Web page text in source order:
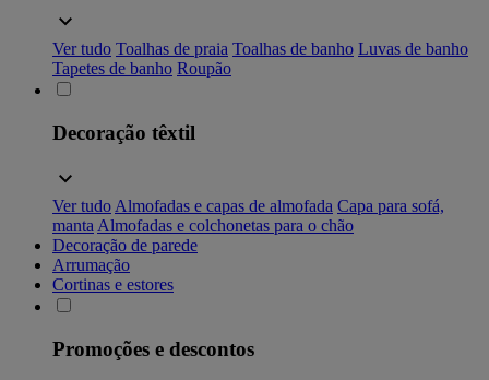
Ver tudo Toalhas de praia Toalhas de banho Luvas de banho
Tapetes de banho Roupão
Decoração têxtil
Ver tudo Almofadas e capas de almofada Capa para sofá,
manta Almofadas e colchonetas para o chão
Decoração de parede
Arrumação
Cortinas e estores
Promoções e descontos